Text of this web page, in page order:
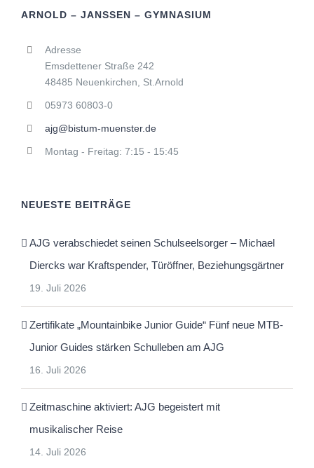
ARNOLD – JANSSEN – GYMNASIUM
Adresse
Emsdettener Straße 242
48485 Neuenkirchen, St.Arnold
05973 60803-0
ajg@bistum-muenster.de
Montag - Freitag: 7:15 - 15:45
NEUESTE BEITRÄGE
AJG verabschiedet seinen Schulseelsorger – Michael
Diercks war Kraftspender, Türöffner, Beziehungsgärtner
19. Juli 2026
Zertifikate „Mountainbike Junior Guide“ Fünf neue MTB-
Junior Guides stärken Schulleben am AJG
16. Juli 2026
Zeitmaschine aktiviert: AJG begeistert mit
musikalischer Reise
14. Juli 2026